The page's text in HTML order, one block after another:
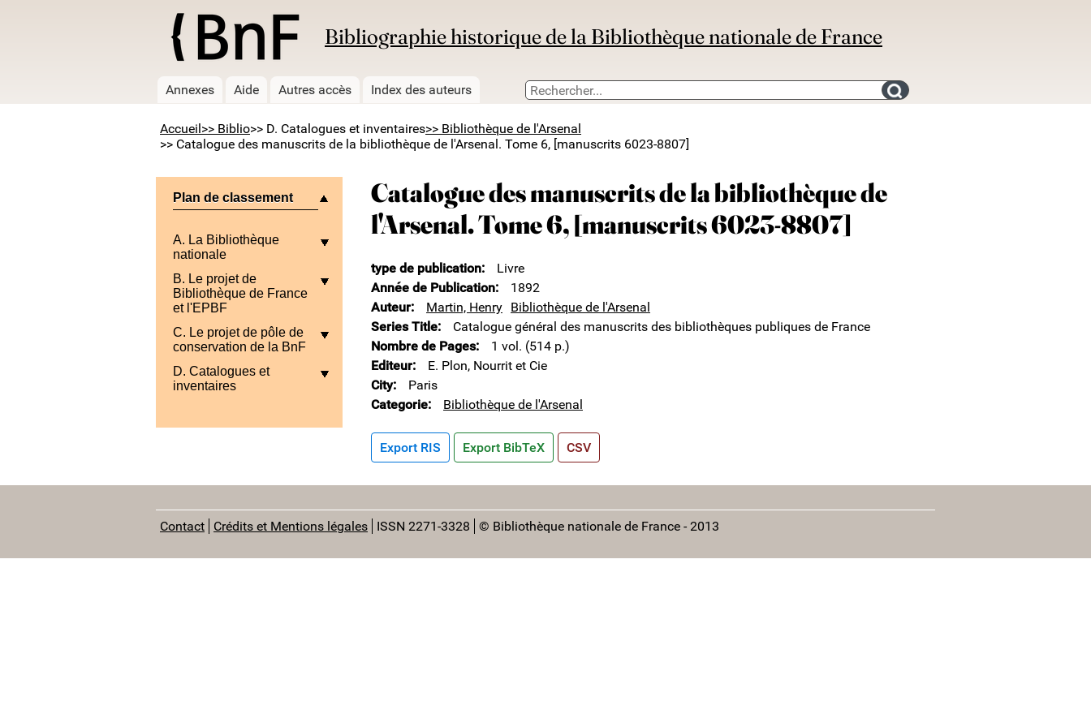
Bibliographie historique de la Bibliothèque nationale de France
Annexes Aide Autres accès Index des auteurs Search for an bibliography
Accueil >> Biblio>> D. Catalogues et inventaires>> Bibliothèque de l'Arsenal
>> Catalogue des manuscrits de la bibliothèque de l'Arsenal. Tome 6, [manuscrits 6023-8807]
Plan de classement
A. La Bibliothèque
nationale
B. Le projet de
Bibliothèque de France
et l'EPBF
C. Le projet de pôle de
conservation de la BnF
D. Catalogues et
inventaires
Catalogue des manuscrits de la bibliothèque de
l'Arsenal. Tome 6, [manuscrits 6023-8807]
type de publication
Livre
Année de Publication
1892
Auteur
Martin, Henry Bibliothèque de l'Arsenal
Series Title
Catalogue général des manuscrits des bibliothèques publiques de France
Nombre de Pages
1 vol. (514 p.)
Editeur
E. Plon, Nourrit et Cie
City
Paris
Categorie
Bibliothèque de l'Arsenal
Export RIS Export BibTeX CSV
Contact Crédits et Mentions légales ISSN 2271-3328 © Bibliothèque nationale de France - 2013